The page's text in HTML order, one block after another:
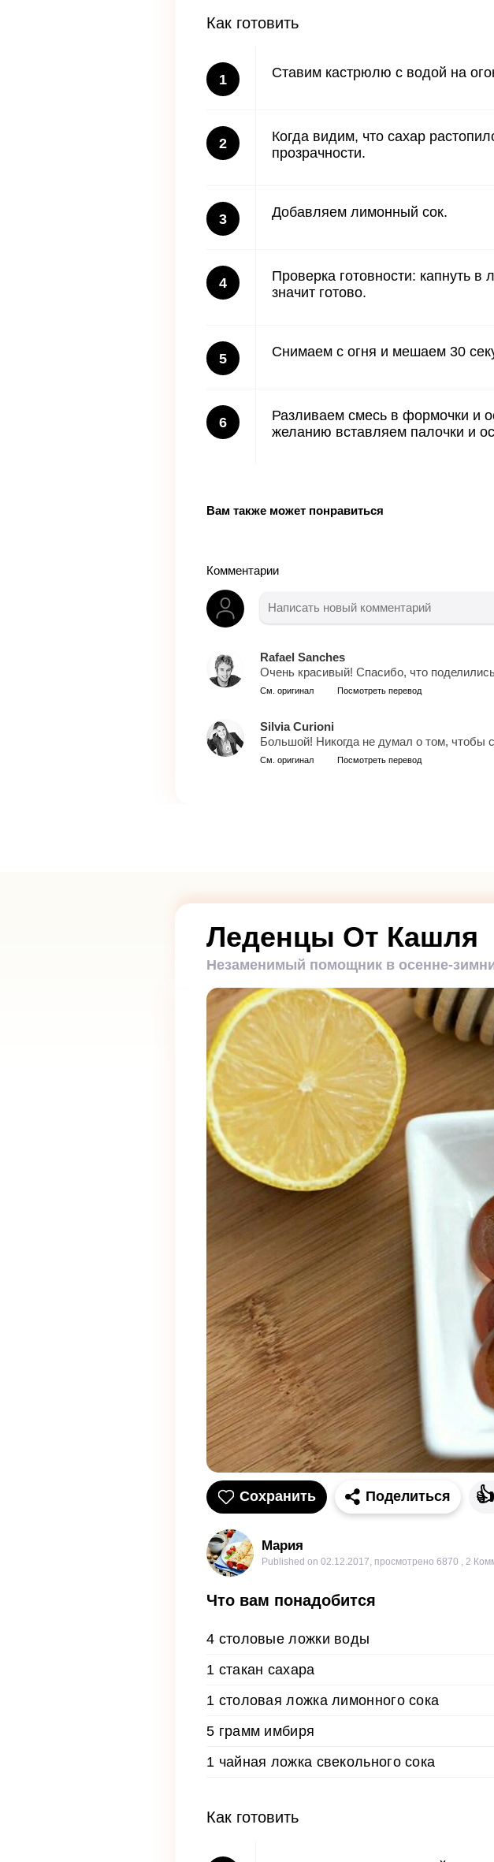
Как готовить
1 Ставим кастрюлю с водой на
2
Когда видим, что сахар
прозрачности.
3 Добавляем лимонный сок.
4
Проверка готовности: капнуть
значит готово.
5 Снимаем с огня и мешаем 30
6
Разливаем смесь в формочки и
желанию вставляем палочки и
Вам также может понравиться
Комментарии
Rafael Sanches
Очень красивый! Спасибо, что
См. оригинал Посмотреть перевод
Silvia Curioni
Большой! Никогда не думал о том, чтобы
См. оригинал Посмотреть перевод
Леденцы От Кашля
Незаменимый помощник в осенне-
Сохранить Поделиться 👍
Мария
Published on 02.12.2017 просмотрено 6870 2
Что вам понадобится
4 столовые ложки воды
1 стакан сахара
1 столовая ложка лимонного сока
5 грамм имбиря
1 чайная ложка свекольного сока
Как готовить